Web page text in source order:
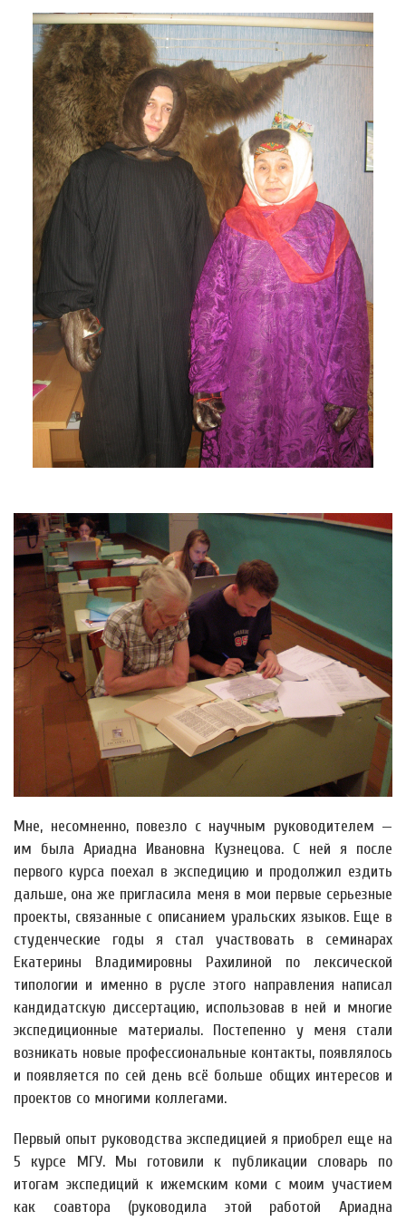
Мне, несомненно, повезло с научным руководителем —
им была Ариадна Ивановна Кузнецова. С ней я после
первого курса поехал в экспедицию и продолжил ездить
дальше, она же пригласила меня в мои первые серьезные
проекты, связанные с описанием уральских языков. Еще в
студенческие годы я стал участвовать в семинарах
Екатерины Владимировны Рахилиной по лексической
типологии и именно в русле этого направления написал
кандидатскую диссертацию, использовав в ней и многие
экспедиционные материалы. Постепенно у меня стали
возникать новые профессиональные контакты, появлялось
и появляется по сей день всё больше общих интересов и
проектов со многими коллегами.
Первый опыт руководства экспедицией я приобрел еще на
5 курсе МГУ. Мы готовили к публикации словарь по
итогам экспедиций к ижемским коми с моим участием
как соавтора (руководила этой работой Ариадна